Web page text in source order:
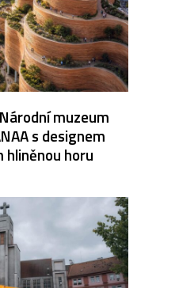
muzeum
s designem
hliněnou horu